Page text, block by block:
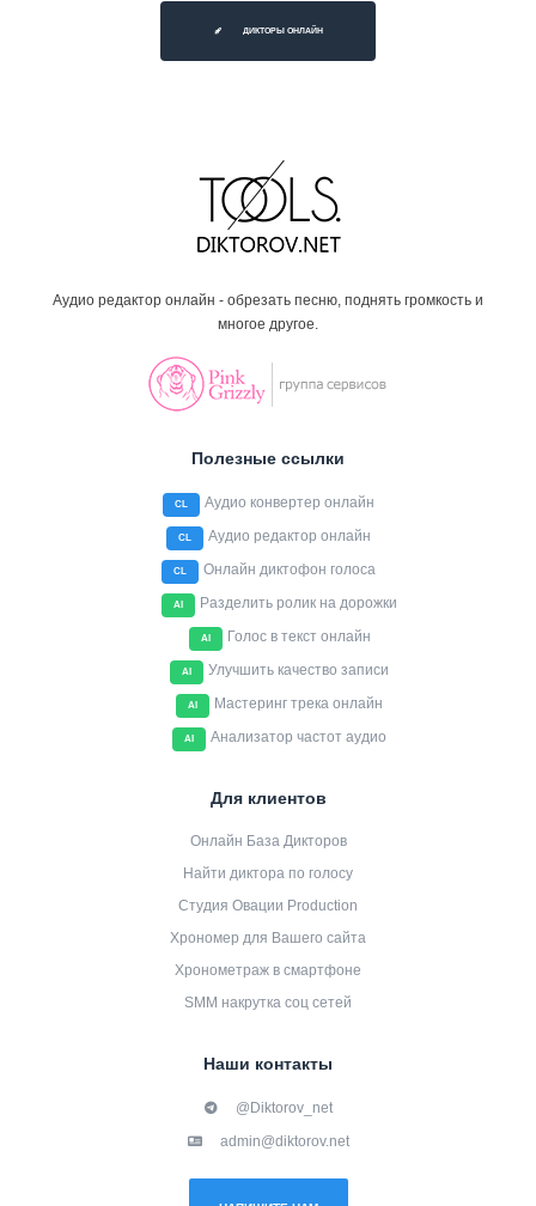
ДИКТОРЫ ОНЛАЙН
Аудио редактор онлайн - обрезать песню, поднять громкость и
многое другое.
Полезные ссылки
CL Аудио конвертер онлайн
CL Аудио редактор онлайн
CL Онлайн диктофон голоса
AI Разделить ролик на дорожки
AI Голос в текст онлайн
AI Улучшить качество записи
AI Мастеринг трека онлайн
AI Анализатор частот аудио
Для клиентов
Онлайн База Дикторов
Найти диктора по голосу
Студия Овации Production
Хрономер для Вашего сайта
Хронометраж в смартфоне
SMM накрутка соц сетей
Наши контакты
@Diktorov_net
admin@diktorov.net